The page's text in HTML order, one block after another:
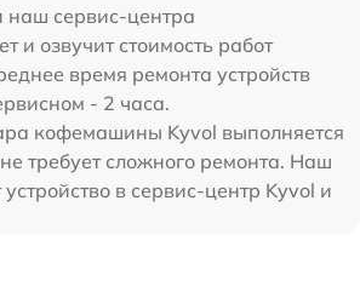
наш сервис-центра
и озвучит стоимость работ
время ремонта устройств
- 2 часа.
кофемашины Kyvol выполняется
требует сложного ремонта. Наш
в сервис-центр Kyvol и